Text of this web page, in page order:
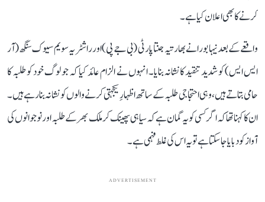
کرنے کا بھی اعلان کیا ہے۔
واقعے کے بعد نیہا بورا نے بھارتیہ جنتا پارٹی (بی جے پی) اور راشٹریہ سویم سیوک سنگھ (آر
ایس ایس) کو شدید تنقید کا نشانہ بنایا۔ انہوں نے الزام عائد کیا کہ جو لوگ خود کو طلبہ کا
حامی بتاتے ہیں، وہی احتجاجی طلبہ کے ساتھ اظہارِ یکجہتی کرنے والوں کو نشانہ بنا رہے ہیں۔
ان کا کہنا تھا کہ اگر کسی کو یہ گمان ہے کہ سیاہی پھینک کر ملک بھر کے طلبہ اور نوجوانوں کی
آواز کو دبایا جا سکتا ہے تو یہ اس کی غلط فہمی ہے۔
ADVERTISEMENT